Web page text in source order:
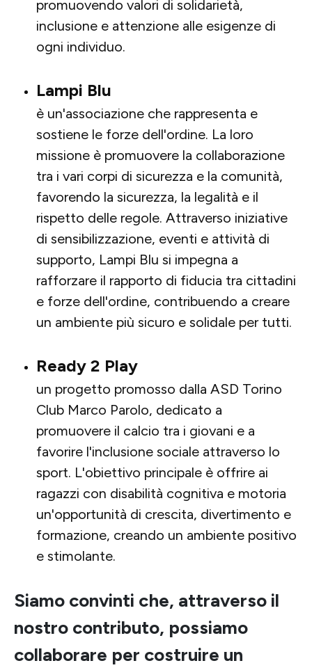
promuovendo valori di solidarietà,
inclusione e attenzione alle esigenze di
ogni individuo.
Lampi Blu
è un'associazione che rappresenta e
sostiene le forze dell'ordine. La loro
missione è promuovere la collaborazione
tra i vari corpi di sicurezza e la comunità,
favorendo la sicurezza, la legalità e il
rispetto delle regole. Attraverso iniziative
di sensibilizzazione, eventi e attività di
supporto, Lampi Blu si impegna a
rafforzare il rapporto di fiducia tra cittadini
e forze dell'ordine, contribuendo a creare
un ambiente più sicuro e solidale per tutti.
Ready 2 Play
un progetto promosso dalla ASD Torino
Club Marco Parolo, dedicato a
promuovere il calcio tra i giovani e a
favorire l'inclusione sociale attraverso lo
sport. L'obiettivo principale è offrire ai
ragazzi con disabilità cognitiva e motoria
un'opportunità di crescita, divertimento e
formazione, creando un ambiente positivo
e stimolante.
Siamo convinti che, attraverso il
nostro contributo, possiamo
collaborare per costruire un